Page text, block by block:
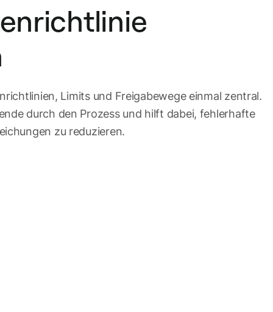
Limits und Freigabewege einmal zentral.
durch den Prozess und hilft dabei, fehlerhafte
zu reduzieren.